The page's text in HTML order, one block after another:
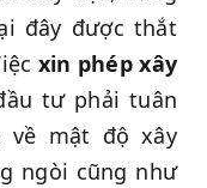
đây được thắt
xin phép xây
tư phải tuân
về mật độ xây
ngòi cũng như